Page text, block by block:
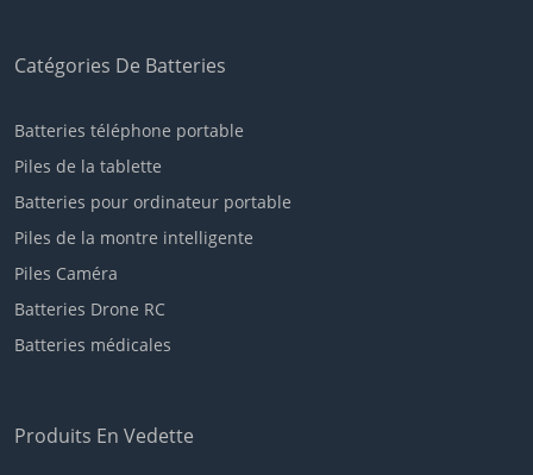
Catégories De Batteries
Batteries téléphone portable
Piles de la tablette
Batteries pour ordinateur portable
Piles de la montre intelligente
Piles Caméra
Batteries Drone RC
Batteries médicales
Produits En Vedette